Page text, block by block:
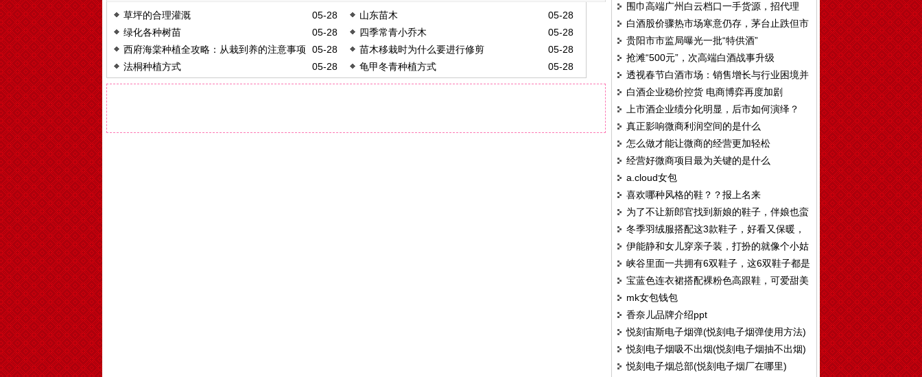
05-28
草坪的合理灌溉 05-28
山东苗木
05-28
绿化各种树苗 05-28
四季常青小乔木
05-28
西府海棠种植全攻略：从栽到养的注意事项 05-28
苗木移栽时为什么要进行修剪
05-28
法桐种植方式 05-28
龟甲冬青种植方式
围巾高端广州白云档口一手货源，招代理
白酒股价骤热市场寒意仍存，茅台止跌但市
场观望情绪仍重
贵阳市市监局曝光一批“特供酒”
抢滩“500元”，次高端白酒战事升级
透视春节白酒市场：销售增长与行业困境并
存
白酒企业稳价控货 电商博弈再度加剧
上市酒企业绩分化明显，后市如何演绎？
真正影响微商利润空间的是什么
怎么做才能让微商的经营更加轻松
经营好微商项目最为关键的是什么
a.cloud女包
喜欢哪种风格的鞋？？报上名来
为了不让新郎官找到新娘的鞋子，伴娘也蛮
拼了。。。
冬季羽绒服搭配这3款鞋子，好看又保暖，
还能显腿长！
伊能静和女儿穿亲子装，打扮的就像个小姑
娘，脚上的鞋子真好看
峡谷里面一共拥有6双鞋子，这6双鞋子都是
各有各的好处和风格
宝蓝色连衣裙搭配裸粉色高跟鞋，可爱甜美
有气质
mk女包钱包
香奈儿品牌介绍ppt
悦刻宙斯电子烟弹(悦刻电子烟弹使用方法)
悦刻电子烟吸不出烟(悦刻电子烟抽不出烟)
悦刻电子烟总部(悦刻电子烟厂在哪里)